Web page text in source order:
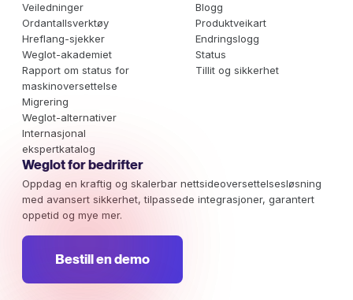
Veiledninger
Ordantallsverktøy
Hreflang-sjekker
Weglot-akademiet
Rapport om status for
maskinoversettelse
Migrering
Weglot-alternativer
Internasjonal
ekspertkatalog
Blogg
Produktveikart
Endringslogg
Status
Tillit og sikkerhet
Weglot for bedrifter
Oppdag en kraftig og skalerbar nettsideoversettelsesløsning
med avansert sikkerhet, tilpassede integrasjoner, garantert
oppetid og mye mer.
Bestill en demo